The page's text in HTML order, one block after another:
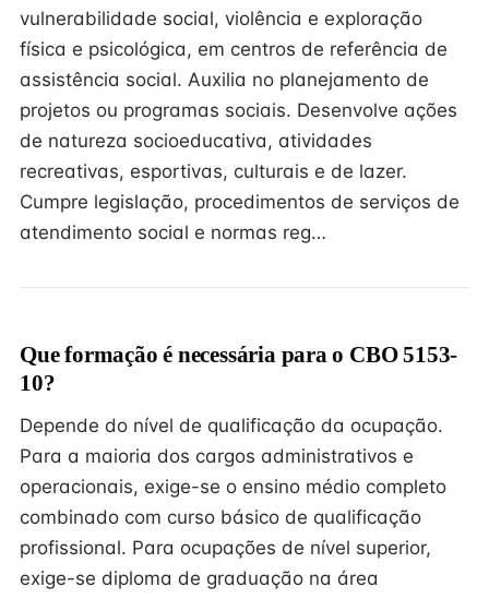
vulnerabilidade social, violência e exploração
física e psicológica, em centros de referência de
assistência social. Auxilia no planejamento de
projetos ou programas sociais. Desenvolve ações
de natureza socioeducativa, atividades
recreativas, esportivas, culturais e de lazer.
Cumpre legislação, procedimentos de serviços de
atendimento social e normas reg…
Que formação é necessária para o CBO 5153-
10?
Depende do nível de qualificação da ocupação.
Para a maioria dos cargos administrativos e
operacionais, exige-se o ensino médio completo
combinado com curso básico de qualificação
profissional. Para ocupações de nível superior,
exige-se diploma de graduação na área